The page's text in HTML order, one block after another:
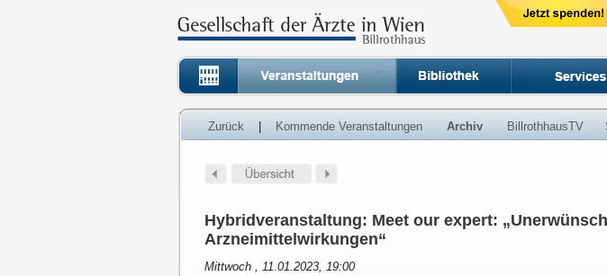
Zurück Kommende Veranstaltungen Archiv BillrothhausTV
Hybridveranstaltung: Meet our expert:
Arzneimittelwirkungen“
Mittwoch , 11.01.2023, 19:00